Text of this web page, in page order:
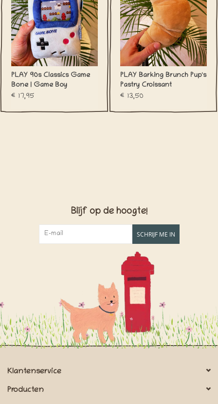
PLAY 90s Classics Game
Bone | Game Boy
Hondenspeeltje
€17,95
PLAY Barking Brunch Pup's
Pastry Croissant
€13,50
Blijf op de hoogte!
SCHRIJF ME IN
Klantenservice
Producten